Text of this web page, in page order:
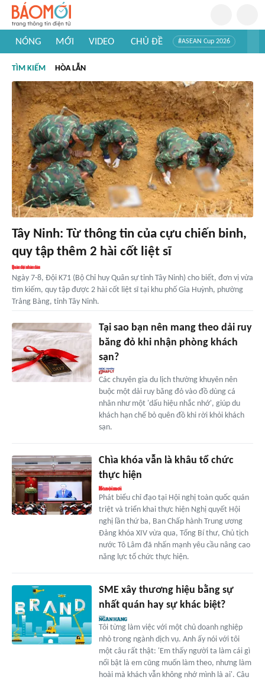
NÓNG MỚI VIDEO CHỦ ĐỀ #ASEAN Cup 2026
#Khám phá thế giới
TÌM KIẾM HÒA LẪN
Tây Ninh: Từ thông tin của cựu chiến binh,
quy tập thêm 2 hài cốt liệt sĩ
Ngày 7-8, Đội K71 (Bộ Chỉ huy Quân sự tỉnh Tây Ninh) cho biết, đơn vị vừa
tìm kiếm, quy tập được 2 hài cốt liệt sĩ tại khu phố Gia Huỳnh, phường
Trảng Bàng, tỉnh Tây Ninh.
Tại sao bạn nên mang theo dải ruy
băng đỏ khi nhận phòng khách
sạn?
Các chuyên gia du lịch thường khuyên nên
buộc một dải ruy băng đỏ vào đồ dùng cá
nhân như một 'dấu hiệu nhắc nhớ', giúp du
khách hạn chế bỏ quên đồ khi rời khỏi khách
sạn.
Chìa khóa vẫn là khâu tổ chức
thực hiện
Phát biểu chỉ đạo tại Hội nghị toàn quốc quán
triệt và triển khai thực hiện Nghị quyết Hội
nghị lần thứ ba, Ban Chấp hành Trung ương
Đảng khóa XIV vừa qua, Tổng Bí thư, Chủ tịch
nước Tô Lâm đã nhấn mạnh yêu cầu nâng cao
năng lực tổ chức thực hiện.
SME xây thương hiệu bằng sự
nhất quán hay sự khác biệt?
Tôi từng làm việc với một chủ doanh nghiệp
nhỏ trong ngành dịch vụ. Anh ấy nói với tôi
một câu rất thật: 'Em thấy người ta làm cái gì
nổi bật là em cũng muốn làm theo, nhưng làm
hoài mà khách vẫn không nhớ mình là ai'. Câu